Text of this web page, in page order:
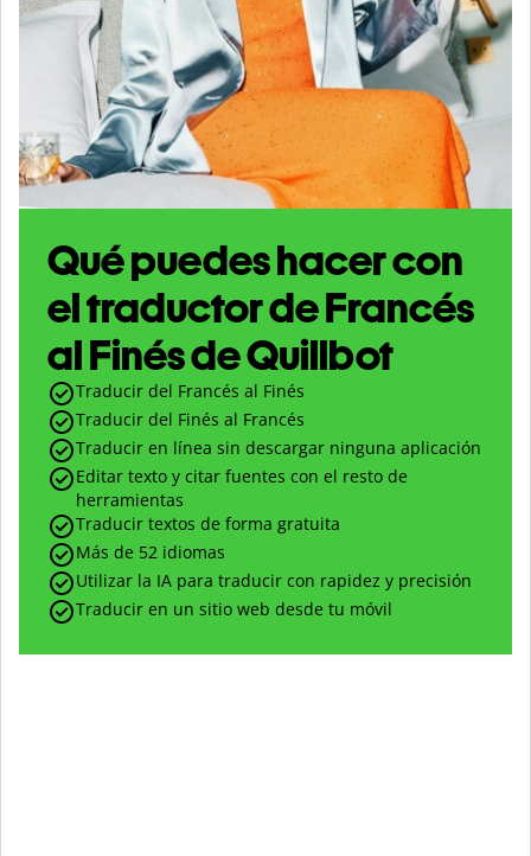
Qué puedes hacer con
el traductor de Francés
al Finés de Quillbot
Traducir del Francés al Finés
Traducir del Finés al Francés
Traducir en línea sin descargar ninguna aplicación
Editar texto y citar fuentes con el resto de
herramientas
Traducir textos de forma gratuita
Más de 52 idiomas
Utilizar la IA para traducir con rapidez y precisión
Traducir en un sitio web desde tu móvil